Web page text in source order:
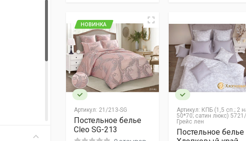
Артикул: 21/213-SG
НОВИНКА
Постельное белье
Cleo SG-213
Артикул: КПБ (1,5 сп.; 2
50*70; сатин люкс)
Грейс лен
Постельное белье